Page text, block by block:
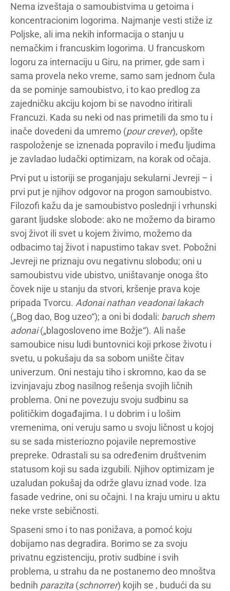
Nema izveštaja o samoubistvima u getoima i
koncentracionim logorima. Najmanje vesti stiže iz
Poljske, ali ima nekih informacija o stanju u
nemačkim i francuskim logorima. U francuskom
logoru za internaciju u Giru, na primer, gde sam i
sama provela neko vreme, samo sam jednom čula
da se pominje samoubistvo, i to kao predlog za
zajedničku akciju kojom bi se navodno iritirali
Francuzi. Kada su neki od nas primetili da smo tu i
inače dovedeni da umremo (pour crever), opšte
raspoloženje se iznenada popravilo i među ljudima
je zavladao ludački optimizam, na korak od očaja.
Prvi put u istoriji se proganjaju sekularni Jevreji – i
prvi put je njihov odgovor na progon samoubistvo.
Filozofi kažu da je samoubistvo poslednji i vrhunski
garant ljudske slobode: ako ne možemo da biramo
svoj život ili svet u kojem živimo, možemo da
odbacimo taj život i napustimo takav svet. Pobožni
Jevreji ne priznaju ovu negativnu slobodu; oni u
samoubistvu vide ubistvo, uništavanje onoga što
čovek nije u stanju da stvori, kršenje prava koje
pripada Tvorcu. Adonai nathan veadonai lakach
(„Bog dao, Bog uzeo“); a oni bi dodali: baruch shem
adonai(„blagosloveno ime Božje“). Ali naše
samoubice nisu ludi buntovnici koji prkose životu i
svetu, u pokušaju da sa sobom unište čitav
univerzum. Oni nestaju tiho i skromno, kao da se
izvinjavaju zbog nasilnog rešenja svojih ličnih
problema. Oni ne povezuju svoju sudbinu sa
političkim događajima. I u dobrim i u lošim
vremenima, oni veruju samo u svoju ličnost u kojoj
su se sada misteriozno pojavile nepremostive
prepreke. Odrastali su sa određenim društvenim
statusom koji su sada izgubili. Njihov optimizam je
uzaludan pokušaj da održe glavu iznad vode. Iza
fasade vedrine, oni su očajni. I na kraju umiru u aktu
neke vrste sebičnosti.
Spaseni smo i to nas ponižava, a pomoć koju
dobijamo nas degradira. Borimo se za svoju
privatnu egzistenciju, protiv sudbine i svih
problema, u strahu da ne postanemo deo mnoštva
bednih parazita(schnorrer) kojih se , budući da su